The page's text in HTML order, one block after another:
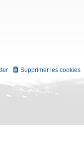
Supprimer les cookies